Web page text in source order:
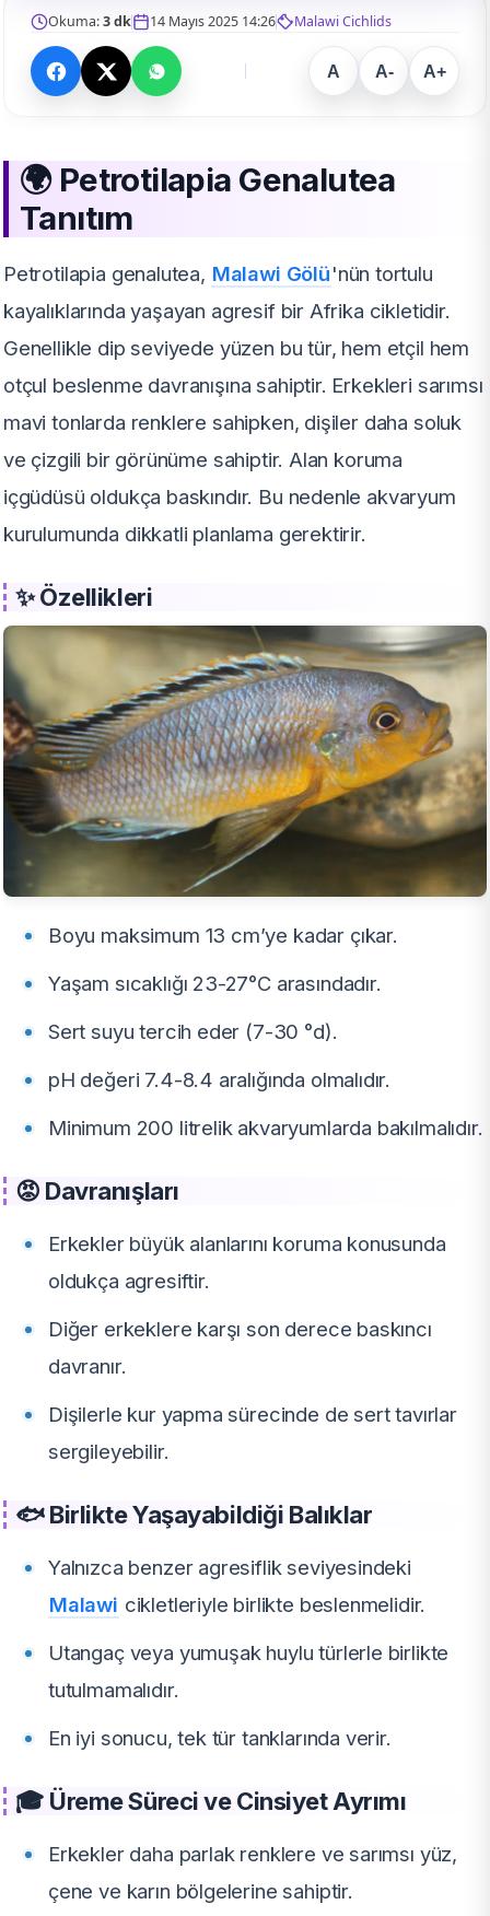
Okuma:3 dk 14 Mayıs 2025 14:26 Malawi Cichlids
A A- A+
🌍 Petrotilapia Genalutea
Tanıtım
Petrotilapia genalutea, Malawi Gölü'nün tortulu
kayalıklarında yaşayan agresif bir Afrika cikletidir.
Genellikle dip seviyede yüzen bu tür, hem etçil hem
otçul beslenme davranışına sahiptir. Erkekleri sarımsı
mavi tonlarda renklere sahipken, dişiler daha soluk
ve çizgili bir görünüme sahiptir. Alan koruma
içgüdüsü oldukça baskındır. Bu nedenle akvaryum
kurulumunda dikkatli planlama gerektirir.
✨ Özellikleri
Boyu maksimum 13 cm’ye kadar çıkar.
Yaşam sıcaklığı 23-27°C arasındadır.
Sert suyu tercih eder (7-30 °d).
pH değeri 7.4-8.4 aralığında olmalıdır.
Minimum 200 litrelik akvaryumlarda bakılmalıdır.
😡 Davranışları
Erkekler büyük alanlarını koruma konusunda
oldukça agresiftir.
Diğer erkeklere karşı son derece baskıncı
davranır.
Dişilerle kur yapma sürecinde de sert tavırlar
sergileyebilir.
🐟 Birlikte Yaşayabildiği Balıklar
Yalnızca benzer agresiflik seviyesindeki
Malawi cikletleriyle birlikte beslenmelidir.
Utangaç veya yumuşak huylu türlerle birlikte
tutulmamalıdır.
En iyi sonucu, tek tür tanklarında verir.
🎓 Üreme Süreci ve Cinsiyet Ayrımı
Erkekler daha parlak renklere ve sarımsı yüz,
çene ve karın bölgelerine sahiptir.